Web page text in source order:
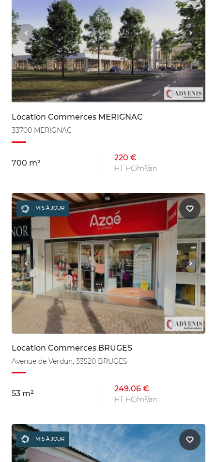
Location Commerces MERIGNAC
33700 MERIGNAC
700 m²
220 €
HT HC/m²/an
MIS À JOUR
Location Commerces BRUGES
Avenue de Verdun, 33520 BRUGES
53 m²
249.06 €
HT HC/m²/an
MIS À JOUR